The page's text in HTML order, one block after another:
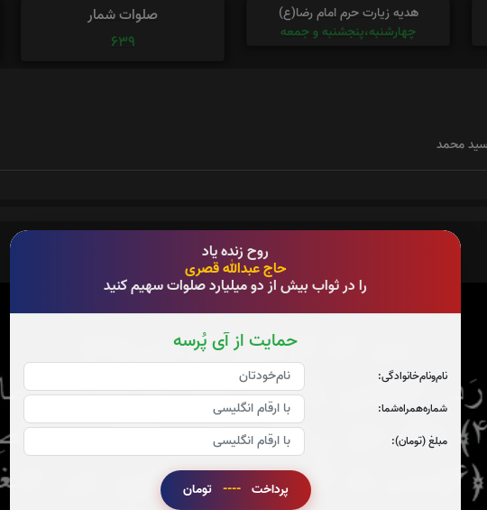
روح زنده یاد
حاج عبدالله قصری
را در ثواب بیش از دو میلیارد صلوات سهیم کنید
حمایت از آی پُرسه
نام‌و‌نام‌خانوادگی:
شماره‌همراه‌شما:
مبلغ (تومان):
پرداخت ---- تومان
هدیه زیارت حرم امام رضا(ع)
چهارشنبه،پنجشنبه و جمعه
صلوات شمار
639
سید محمد